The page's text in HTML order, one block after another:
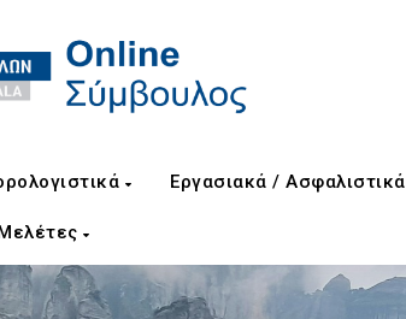
Εργασιακά / Ασφαλιστικά